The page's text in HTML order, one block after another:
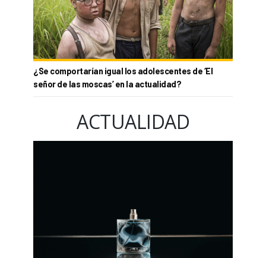
¿Se comportarían igual los adolescentes de ‘El
señor de las moscas’ en la actualidad?
ACTUALIDAD